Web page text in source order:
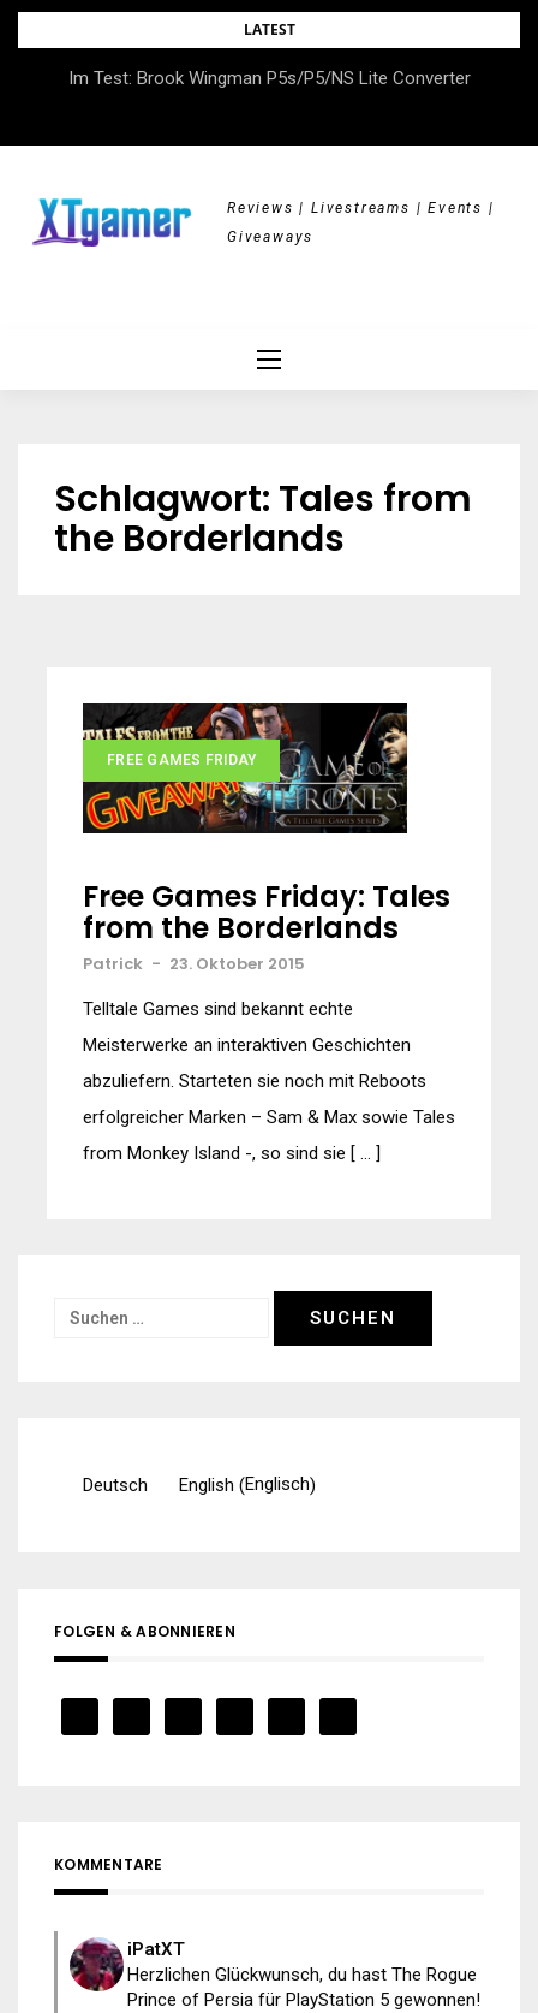
Skip
LATEST
Im Test: Brook Wingman P5s/P5/NS Lite Converter
DOK.fest München 2026 – Empowered, HerStory, Beyond
Reviews | Livestreams | Events |
Giveaways
Schlagwort: Tales from
the Borderlands
FREE GAMES FRIDAY
Free Games Friday: Tales
from the Borderlands
Patrick - 23. Oktober 2015
Telltale Games sind bekannt echte
Meisterwerke an interaktiven Geschichten
abzuliefern. Starteten sie noch mit Reboots
erfolgreicher Marken – Sam & Max sowie Tales
from Monkey Island -, so sind sie [ … ]
Suchen
Deutsch English (Englisch)
FOLGEN & ABONNIEREN
KOMMENTARE
iPatXT
Herzlichen Glückwunsch, du hast The Rogue
Prince of Persia für PlayStation 5 gewonnen!